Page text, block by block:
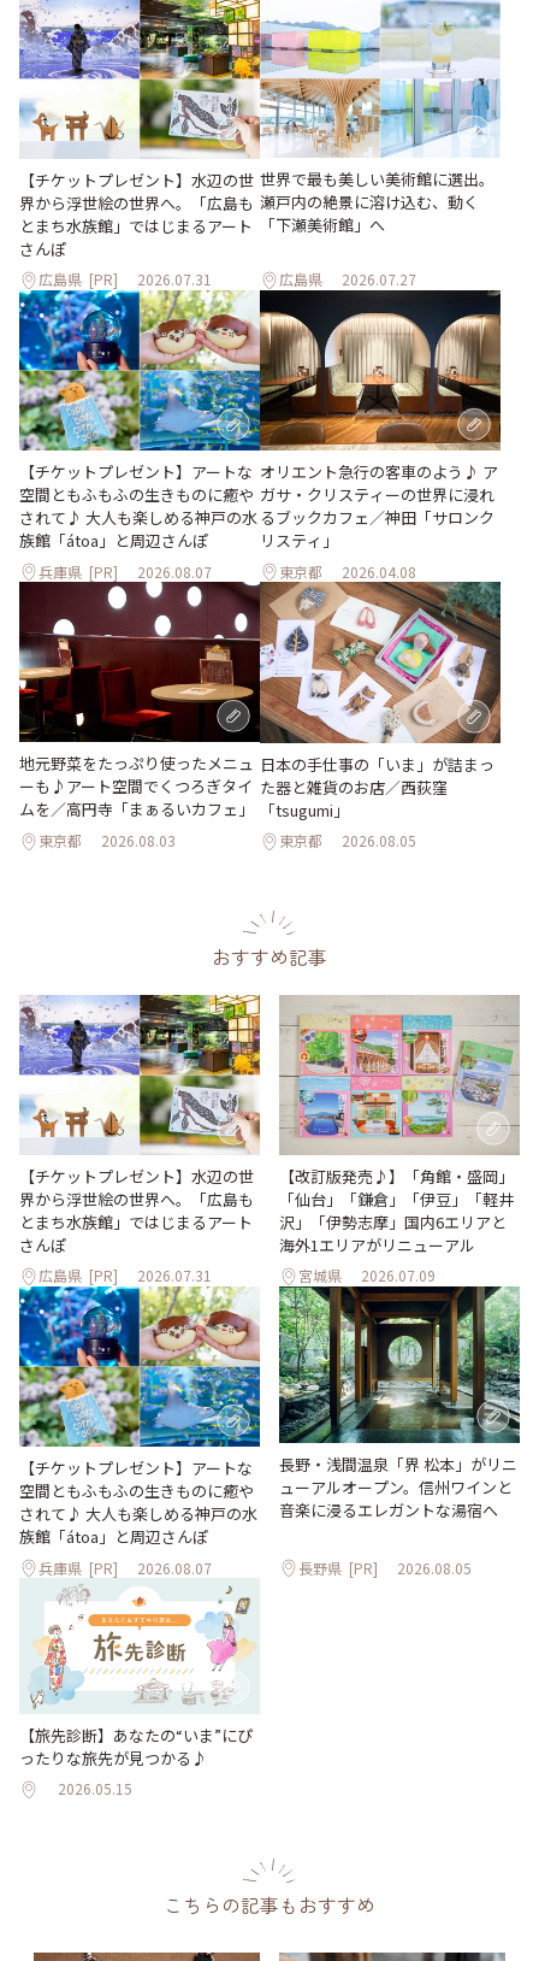
【チケットプレゼント】水辺の世
界から浮世絵の世界へ。「広島も
とまち水族館」ではじまるアート
さんぽ
広島県 [PR] 2026.07.31
世界で最も美しい美術館に選出。
瀬戸内の絶景に溶け込む、動く
「下瀬美術館」へ
広島県 2026.07.27
【チケットプレゼント】アートな
空間ともふもふの生きものに癒や
されて♪ 大人も楽しめる神戸の水
族館「átoa」と周辺さんぽ
兵庫県 [PR] 2026.08.07
オリエント急行の客車のよう♪ ア
ガサ・クリスティーの世界に浸れ
るブックカフェ／神田「サロンク
リスティ」
東京都 2026.04.08
地元野菜をたっぷり使ったメニュ
ーも♪アート空間でくつろぎタイ
ムを／高円寺「まぁるいカフェ」
東京都 2026.08.03
日本の手仕事の「いま」が詰まっ
た器と雑貨のお店／西荻窪
「tsugumi」
東京都 2026.08.05
おすすめ記事
【チケットプレゼント】水辺の世
界から浮世絵の世界へ。「広島も
とまち水族館」ではじまるアート
さんぽ
広島県 [PR] 2026.07.31
【改訂版発売♪】「角館・盛岡」
「仙台」「鎌倉」「伊豆」「軽井
沢」「伊勢志摩」国内6エリアと
海外1エリアがリニューアル
宮城県 2026.07.09
【チケットプレゼント】アートな
空間ともふもふの生きものに癒や
されて♪ 大人も楽しめる神戸の水
族館「átoa」と周辺さんぽ
兵庫県 [PR] 2026.08.07
長野・浅間温泉「界 松本」がリニ
ューアルオープン。信州ワインと
音楽に浸るエレガントな湯宿へ
長野県 [PR] 2026.08.05
【旅先診断】あなたの“いま”にぴ
ったりな旅先が見つかる♪
2026.05.15
こちらの記事もおすすめ